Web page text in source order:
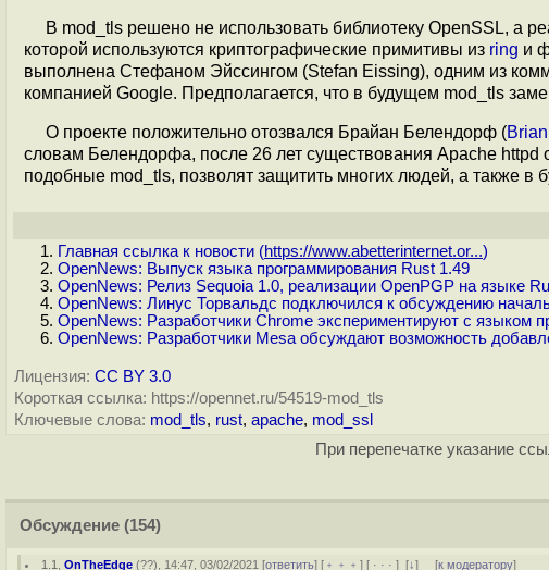
В mod_tls решено не использовать библиотеку OpenSSL, а
которой используются криптографические примитивы из ring и
выполнена Стефаном Эйссингом (Stefan Eissing), одним из
компанией Google. Предполагается, что в будущем mod_tls
О проекте положительно отозвался Брайан Белендорф (
словам Белендорфа, после 26 лет существования Apache httpd
подобные mod_tls, позволят защитить многих людей, а также в
Главная ссылка к новости (https://www.abetterinternet.or...)
OpenNews: Выпуск языка программирования Rust 1.49
OpenNews: Релиз Sequoia 1.0, реализации OpenPGP на языке
OpenNews: Линус Торвальдс подключился к обсуждению
OpenNews: Разработчики Chrome экспериментируют с языком
OpenNews: Разработчики Mesa обсуждают возможность
Лицензия: CC BY 3.0
Короткая ссылка: https://opennet.ru/54519-mod_tls
Ключевые слова: mod_tls, rust, apache, mod_ssl
При перепечатке указание
Обсуждение (154)
1.1 ,OnTheEdge (??), 14:47, 03/02/2021 [ответить] [ ﹢﹢﹢] [ · · ·][↓] [к модератору]